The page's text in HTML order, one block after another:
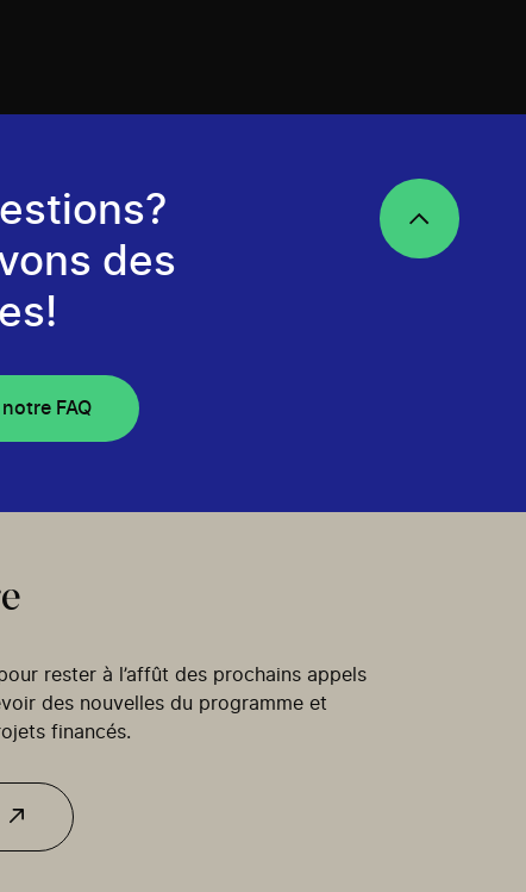
des
FAQ
rester à l’affût des prochains appels
des nouvelles du programme et
financés.